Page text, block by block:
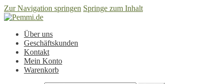
Zur Navigation springen Springe zum Inhalt
Über uns
Geschäftskunden
Kontakt
Mein Konto
Warenkorb